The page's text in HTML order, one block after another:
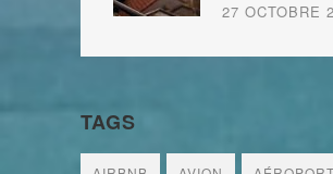
27 OCTOBRE
TAGS